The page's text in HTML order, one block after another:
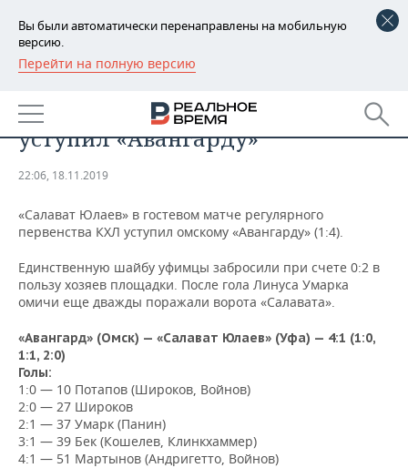
Вы были автоматически перенаправлены на мобильную
версию.
Перейти на полную версию
РЕГИОНЫ
БАШКОРТОСТАН
ТАТАРСТАН
НОВОСТИ
АНАЛИТИКА
ДЕКЛАРАЦИИ О ДОХОДАХ
КОРОЛИ ГОСЗАКАЗА ПФО
КОМУ ПРИНАДЛЕЖАТ
ТОРГОВЫЕ ЦЕНТРЫ
ТАТАРСТАНА
НОВОСТИ ЭКОНОМИКИ
ФИНАНСЫ
БЮДЖЕТ
ИНВЕСТИЦИИ
ПРОМЫШЛЕННОСТЬ
НОВОСТИ
ПРОМЫШЛЕННОСТИ
АГРОПРОМ
МАШИНОСТРОЕНИЕ
НЕФТЕХИМИЯ
НЕФТЬ
НЕДВИЖИМОСТЬ
НОВОСТИ АВТО
БИЗНЕС
НОВОСТИ БИЗНЕСА
РОЗНИЧНАЯ ТОРГОВЛЯ
ТЕХНОЛОГИИ
НОВОСТИ ТЕХНОЛОГИЙ
МЕРОПРИЯТИЯ
«Салават Юлаев» в гостях
уступил «Авангарду»
22:06, 18.11.2019
«Салават Юлаев» в гостевом матче регулярного
первенства КХЛ уступил омскому «Авангарду» (1:4).
Единственную шайбу уфимцы забросили при счете 0:2 в
пользу хозяев площадки. После гола Линуса Умарка
омичи еще дважды поражали ворота «Салавата».
«Авангард» (Омск) — «Салават Юлаев» (Уфа) — 4:1 (1:0,
1:1, 2:0)
Голы:
1:0 — 10 Потапов (Широков, Войнов)
2:0 — 27 Широков
2:1 — 37 Умарк (Панин)
3:1 — 39 Бек (Кошелев, Клинкхаммер)
4:1 — 51 Мартынов (Андригетто, Войнов)